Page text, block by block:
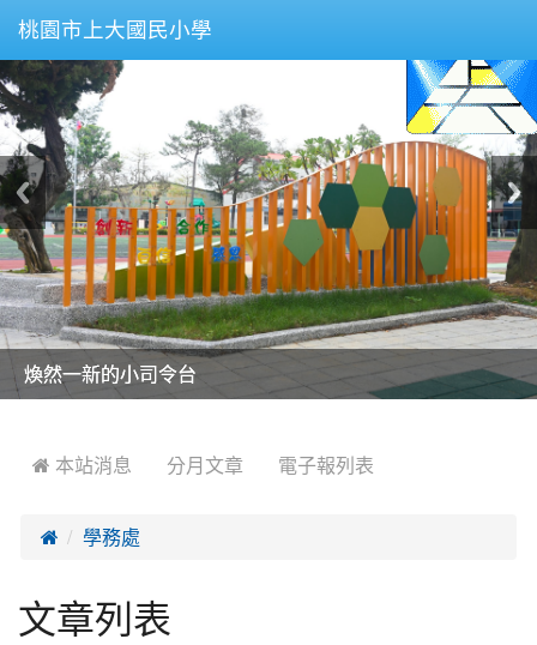
桃園市上大國民小學
美麗的操場是我們活力的來源
美麗的操場是我們活力的來源
煥然一新的小司令台
煥然一新的小司令台
富含桃園埤塘田園風光意象的中廊
富含桃園埤塘田園風光意象的中廊
嶄新的中庭廣場
嶄新的中庭廣場
水生池生生不息
水生池生生不息
 本站消息 分月文章 電子報列表
 學務處
文章列表